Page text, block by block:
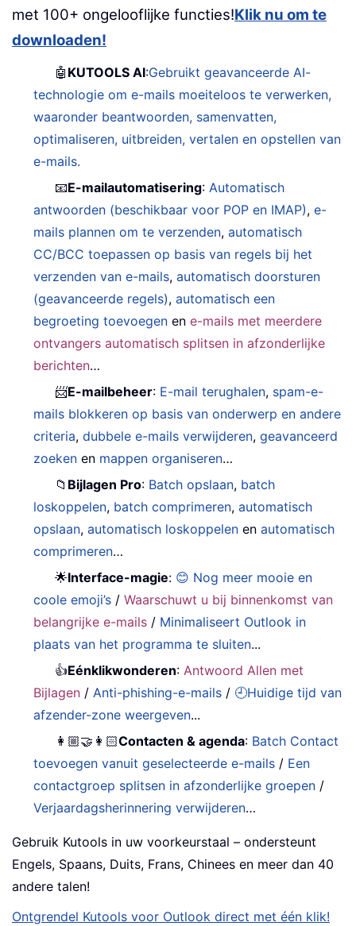
met 100+ ongelooflijke functies!Klik nu om te
downloaden!
🤖 KUTOOLS AI:Gebruikt geavanceerde AI-
technologie om e-mails moeiteloos te verwerken,
waaronder beantwoorden, samenvatten,
optimaliseren, uitbreiden, vertalen en opstellen van
e-mails.
📧E-mailautomatisering:Automatisch
antwoorden (beschikbaar voor POP en IMAP),e-
mails plannen om te verzenden,automatisch
CC/BCC toepassen op basis van regels bij het
verzenden van e-mails,automatisch doorsturen
(geavanceerde regels),automatisch een
begroeting toevoegen ene-mails met meerdere
ontvangers automatisch splitsen in afzonderlijke
berichten…
📨E-mailbeheer: E-mail terughalen, spam-e-
mails blokkeren op basis van onderwerp en andere
criteria,dubbele e-mails verwijderen,geavanceerd
zoeken en mappen organiseren…
📁 Bijlagen Pro: Batch opslaan, batch
loskoppelen, batch comprimeren,automatisch
opslaan,automatisch loskoppelen enautomatisch
comprimeren…
🌟Interface-magie: 😊 Nog meer mooie en
coole emoji’s /Waarschuwt u bij binnenkomst van
belangrijke e-mails / Minimaliseert Outlook in
plaats van het programma te sluiten...
👍Eénklikwonderen:Antwoord Allen met
Bijlagen /Anti-phishing-e-mails / 🕘Huidige tijd van
afzender-zone weergeven...
👩🏼‍🤝‍👩🏻Contacten & agenda: Batch Contact
toevoegen vanuit geselecteerde e-mails / Een
contactgroep splitsen in afzonderlijke groepen /
Verjaardagsherinnering verwijderen…
Gebruik Kutools in uw voorkeurstaal – ondersteunt
Engels, Spaans, Duits, Frans, Chinees en meer dan 40
andere talen!
Ontgrendel Kutools voor Outlook direct met één klik!